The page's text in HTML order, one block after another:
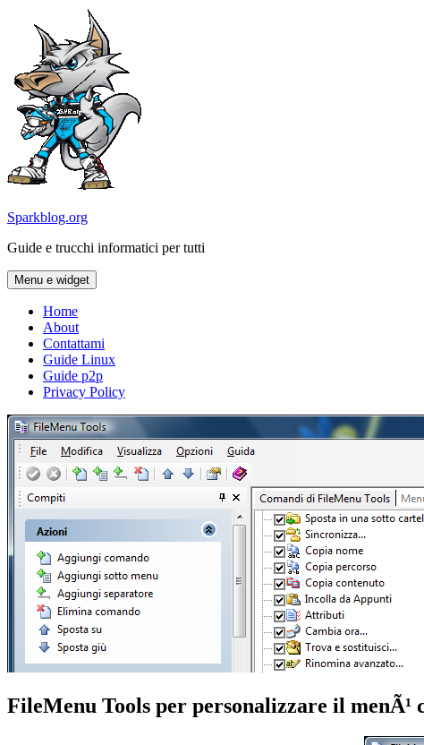
contenuto
Sparkblog.org
Guide e trucchi informatici per tutti
Menu e widget
Home
About
Contattami
Guide Linux
Guide p2p
Privacy Policy
FileMenu Tools per personalizzare il menÃ¹